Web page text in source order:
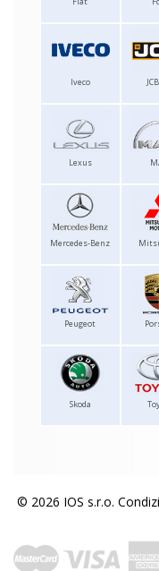
Iveco
Lexus
Mercedes-Benz
Peugeot
Skoda
© 2026 IOS s.r.o.